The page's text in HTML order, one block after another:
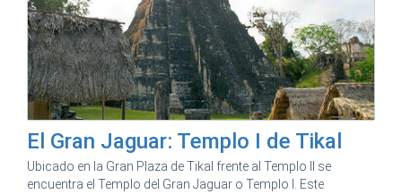
El Gran Jaguar: Templo I de Tikal
Ubicado en la Gran Plaza de Tikal frente al Templo II se
encuentra el Templo del Gran Jaguar o Templo I. Este